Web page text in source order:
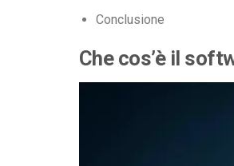
Conclusione
Che cos’è il